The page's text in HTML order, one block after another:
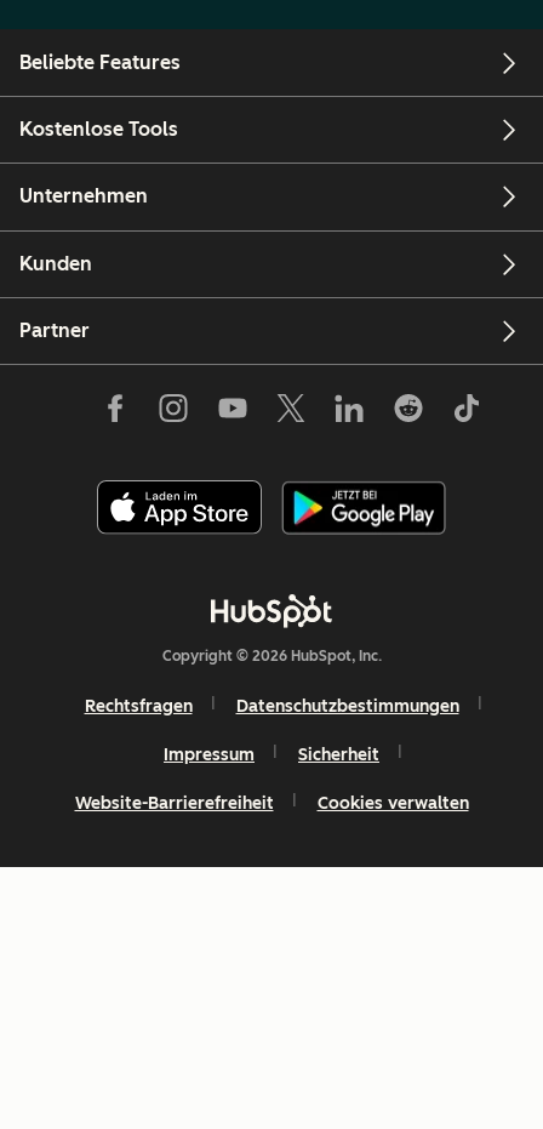
Beliebte Features
Kostenlose Tools
Unternehmen
Kunden
Partner
Copyright © 2026 HubSpot, Inc.
Rechtsfragen Datenschutzbestimmungen
Impressum Sicherheit
Website-Barrierefreiheit Cookies verwalten